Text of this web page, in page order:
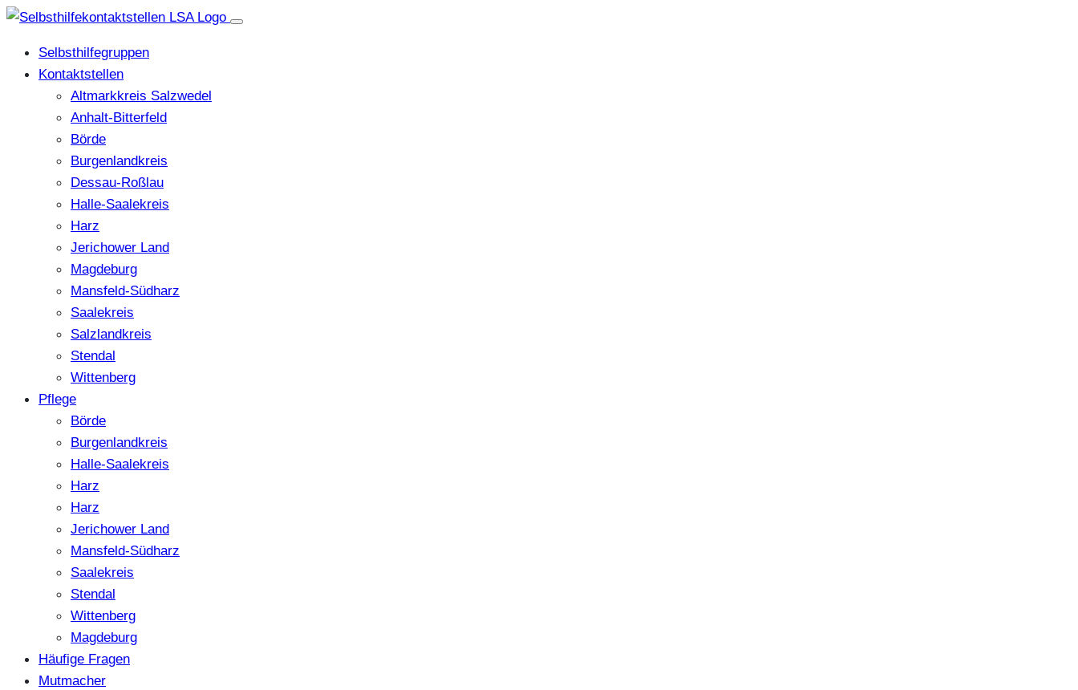
Selbsthilfegruppen
Kontaktstellen
Altmarkkreis Salzwedel
Anhalt-Bitterfeld
Börde
Burgenlandkreis
Dessau-Roßlau
Halle-Saalekreis
Harz
Jerichower Land
Magdeburg
Mansfeld-Südharz
Saalekreis
Salzlandkreis
Stendal
Wittenberg
Pflege
Börde
Burgenlandkreis
Halle-Saalekreis
Harz
Harz
Jerichower Land
Mansfeld-Südharz
Saalekreis
Stendal
Wittenberg
Magdeburg
Häufige Fragen
Mutmacher